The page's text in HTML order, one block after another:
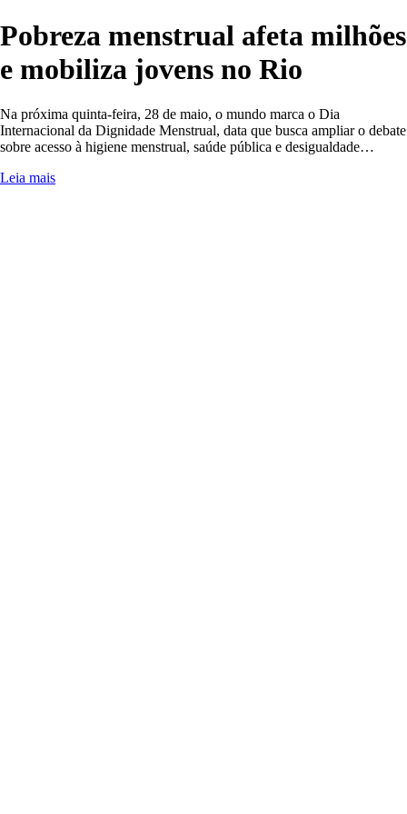
Pobreza menstrual afeta milhões
e mobiliza jovens no Rio
Na próxima quinta-feira, 28 de maio, o mundo marca o Dia
Internacional da Dignidade Menstrual, data que busca ampliar o debate
sobre acesso à higiene menstrual, saúde pública e desigualdade…
Leia mais